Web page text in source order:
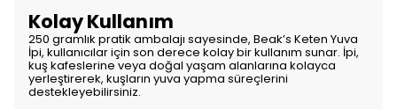
Kolay Kullanım
250 gramlık pratik ambalajı sayesinde, Beak’s Keten Yuva
İpi, kullanıcılar için son derece kolay bir kullanım sunar. İpi,
kuş kafeslerine veya doğal yaşam alanlarına kolayca
yerleştirerek, kuşların yuva yapma süreçlerini
destekleyebilirsiniz.